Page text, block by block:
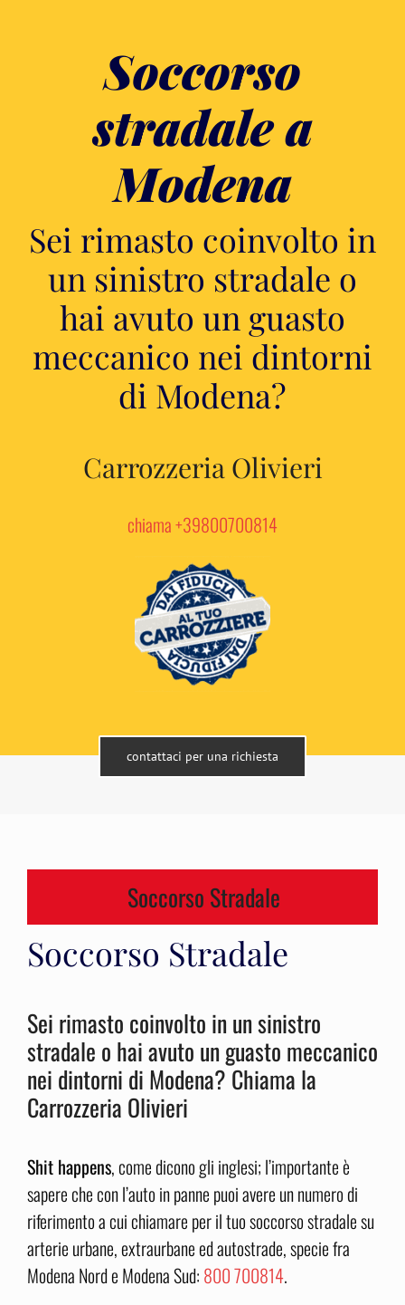
Soccorso
stradale a
Modena
Sei rimasto coinvolto in
un sinistro stradale o
hai avuto un guasto
meccanico nei dintorni
di Modena?
Carrozzeria Olivieri
chiama +39800700814
contattaci per una richiesta
Soccorso Stradale
Soccorso Stradale
Sei rimasto coinvolto in un sinistro
stradale o hai avuto un guasto meccanico
nei dintorni di Modena? Chiama la
Carrozzeria Olivieri
Shit happens, come dicono gli inglesi; l’importante è
sapere che con l’auto in panne puoi avere un numero di
riferimento a cui chiamare per il tuo soccorso stradale su
arterie urbane, extraurbane ed autostrade, specie fra
Modena Nord e Modena Sud: 800 700814.